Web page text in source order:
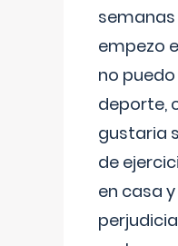
empezo
no
deporte,
gustaria
de
en casa